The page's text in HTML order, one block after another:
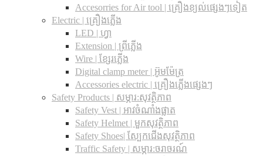
Accesorries for Air tool | គ្រឿងខ្យល់ផ្សេងៗទៀត
Electric | គ្រឿងភ្លើង
LED | ហ្វា
Extension | ព្រីភ្លើង
Wire | ខ្សែរភ្លើង
Digital clamp meter | អ៊ូមម៉ែត្រ
Accessories electric | គ្រឿងភ្លើងផ្សេងៗ
Safety Products | សម្ភារ:សុវត្ថិភាព
Safety Vest | អាវចំណាំងផ្លាត
Safety Helmet | មួកសុវត្ថិភាព
Safety Shoes| ស្បែកជើងសុវត្ថិភាព
Traffic Safety​ | សម្ភារ:ចរាចរណ៍